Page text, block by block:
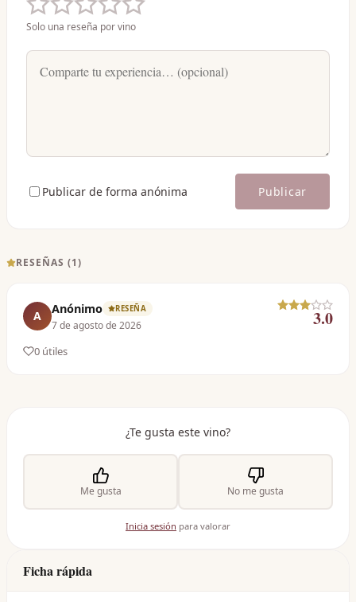
Solo una reseña por vino
Publicar de forma anónima Publicar
RESEÑAS (1)
A Anónimo RESEÑA
7 de agosto de 2026 3.0
0 útiles
¿Te gusta este vino?
Me gusta No me gusta
Inicia sesión para valorar
Ficha rápida